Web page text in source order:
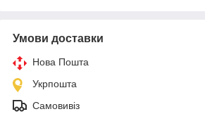
Умови доставки
Нова Пошта
Укрпошта
Самовивіз